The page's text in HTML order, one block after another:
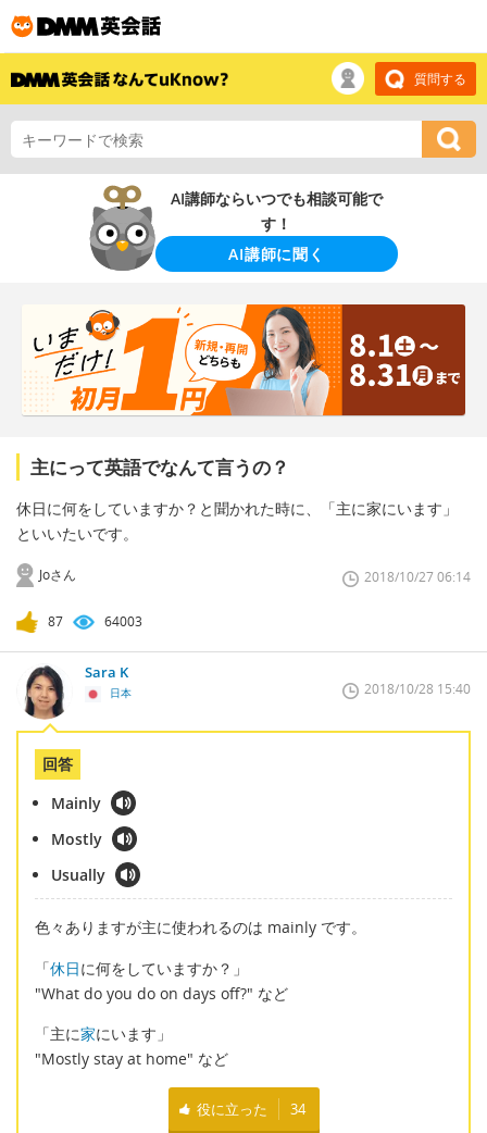
質問する
AI講師ならいつでも相談可能で
す！
AI講師に聞く
主にって英語でなんて言うの？
休日に何をしていますか？と聞かれた時に、「主に家にいます」
といいたいです。
Joさん 2018/10/27 06:14
87 64003
Sara K
日本 2018/10/28 15:40
回答
Mainly
Mostly
Usually
色々ありますが主に使われるのは mainly です。
「休日に何をしていますか？」
"What do you do on days off?" など
「主に家にいます」
"Mostly stay at home" など
役に立った 34